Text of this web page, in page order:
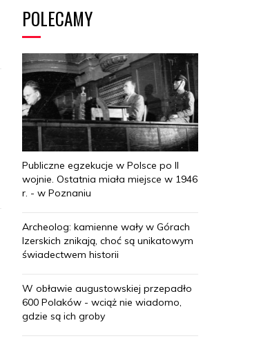
POLECAMY
Publiczne egzekucje w Polsce po II
wojnie. Ostatnia miała miejsce w 1946
r. - w Poznaniu
Archeolog: kamienne wały w Górach
Izerskich znikają, choć są unikatowym
świadectwem historii
W obławie augustowskiej przepadło
600 Polaków - wciąż nie wiadomo,
gdzie są ich groby